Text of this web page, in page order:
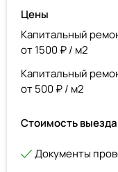
Цены
Капитальный
от 1500 ₽ / м2
Капитальный
от 500 ₽ / м2
Стоимость выезда
Документы